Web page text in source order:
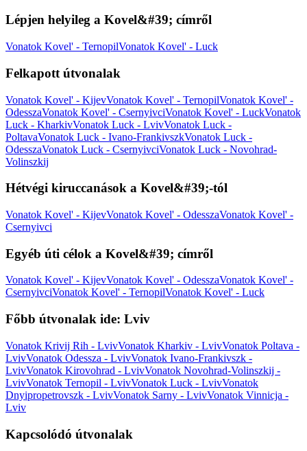
Lépjen helyileg a Kovel&#39; címről
Vonatok Kovel' - TernopilVonatok Kovel' - Luck
Felkapott útvonalak
Vonatok Kovel' - KijevVonatok Kovel' - TernopilVonatok Kovel' -
OdesszaVonatok Kovel' - CsernyivciVonatok Kovel' - LuckVonatok
Luck - KharkivVonatok Luck - LvivVonatok Luck -
PoltavaVonatok Luck - Ivano-FrankivszkVonatok Luck -
OdesszaVonatok Luck - CsernyivciVonatok Luck - Novohrad-
Volinszkij
Hétvégi kiruccanások a Kovel&#39;-tól
Vonatok Kovel' - KijevVonatok Kovel' - OdesszaVonatok Kovel' -
Csernyivci
Egyéb úti célok a Kovel&#39; címről
Vonatok Kovel' - KijevVonatok Kovel' - OdesszaVonatok Kovel' -
CsernyivciVonatok Kovel' - TernopilVonatok Kovel' - Luck
Főbb útvonalak ide: Lviv
Vonatok Krivij Rih - LvivVonatok Kharkiv - LvivVonatok Poltava -
LvivVonatok Odessza - LvivVonatok Ivano-Frankivszk -
LvivVonatok Kirovohrad - LvivVonatok Novohrad-Volinszkij -
LvivVonatok Ternopil - LvivVonatok Luck - LvivVonatok
Dnyipropetrovszk - LvivVonatok Sarny - LvivVonatok Vinnicja -
Lviv
Kapcsolódó útvonalak